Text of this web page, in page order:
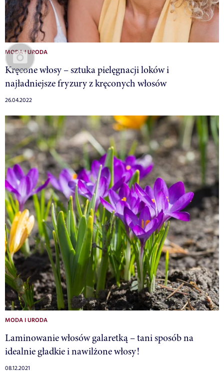
MODA I URODA
Kręcone włosy – sztuka pielęgnacji loków i
najładniejsze fryzury z kręconych włosów
26.04.2022
MODA I URODA
Laminowanie włosów galaretką – tani sposób na
idealnie gładkie i nawilżone włosy!
08.12.2021